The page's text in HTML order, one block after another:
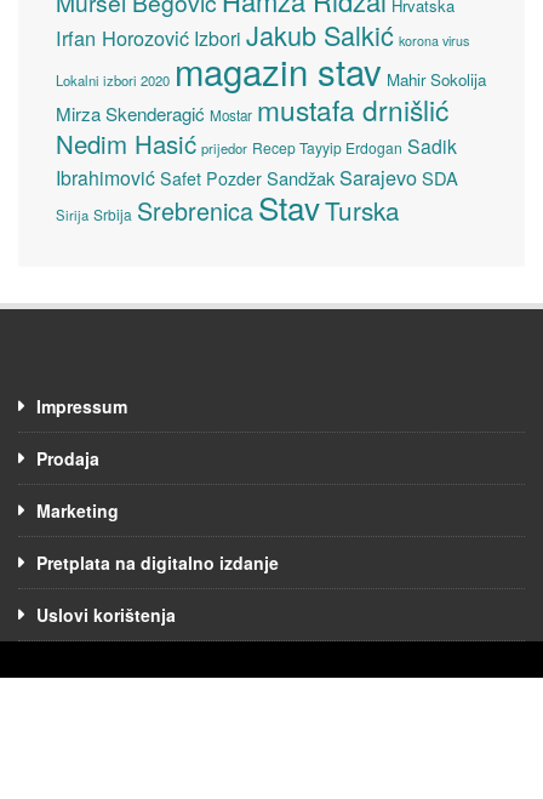
Hrvatska
Irfan Horozović Izbori Jakub Salkić korona virus
Lokalni izbori 2020 magazin stav Mahir Sokolija
Mirza Skenderagić Mostar mustafa drnišlić
Nedim Hasić prijedor Recep Tayyip Erdogan Sadik
Ibrahimović Safet Pozder SandžakSarajevoSDA
Sirija Srbija SrebrenicaStavTurska
Impressum
Prodaja
Marketing
Pretplata na digitalno izdanje
Uslovi korištenja